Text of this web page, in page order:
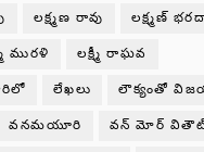
లక్ష్మణ రావు లక్ష్మణ్
మురళి లక్ష్మీ రాఘవ
లేఖలు లౌక్యంతో
వనమయూరి వన్ మోర్ వితౌట్